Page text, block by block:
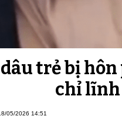
dâu trẻ bị
chỉ lĩnh
05/2026 14:51